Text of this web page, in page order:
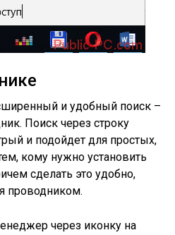
и удобный поиск –
Поиск через строку
и подойдет для простых,
кому нужно установить
сделать это удобно,
проводником.
через иконку на